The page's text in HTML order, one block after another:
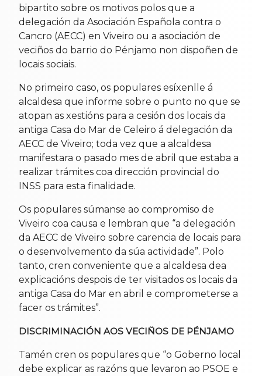
bipartito sobre os motivos polos que a
delegación da Asociación Española contra o
Cancro (AECC) en Viveiro ou a asociación de
veciños do barrio do Pénjamo non dispoñen de
locais sociais.
No primeiro caso, os populares esíxenlle á
alcaldesa que informe sobre o punto no que se
atopan as xestións para a cesión dos locais da
antiga Casa do Mar de Celeiro á delegación da
AECC de Viveiro; toda vez que a alcaldesa
manifestara o pasado mes de abril que estaba a
realizar trámites coa dirección provincial do
INSS para esta finalidade.
Os populares súmanse ao compromiso de
Viveiro coa causa e lembran que “a delegación
da AECC de Viveiro sobre carencia de locais para
o desenvolvemento da súa actividade”. Polo
tanto, cren conveniente que a alcaldesa dea
explicacións despois de ter visitados os locais da
antiga Casa do Mar en abril e comprometerse a
facer os trámites”.
DISCRIMINACIÓN AOS VECIÑOS DE PÉNJAMO
Tamén cren os populares que “o Goberno local
debe explicar as razóns que levaron ao PSOE e